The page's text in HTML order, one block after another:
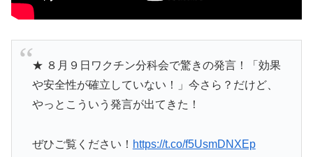
★ ８月９日ワクチン分科会で驚きの発言！「効果
や安全性が確立していない！」今さら？だけど、
やっとこういう発言が出てきた！
ぜひご覧ください！ https://t.co/f5UsmDNXEp